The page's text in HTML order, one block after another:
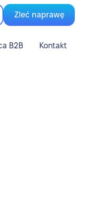
Zleć naprawę
B2B Kontakt